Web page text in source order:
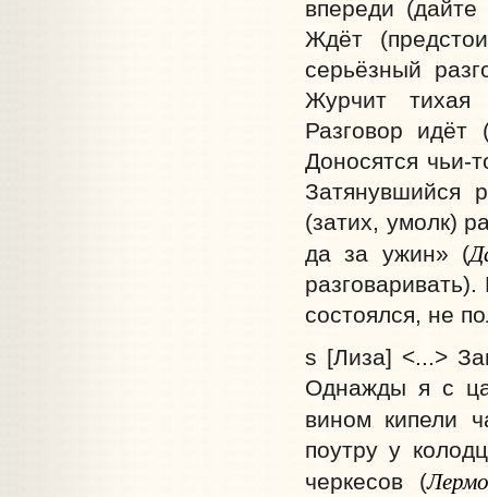
впереди (дайте
Ждёт
серьёзный
Журчит
Разговор идёт
Доносятся чьи-
Затянувшийся
(затих, умолк)
да за ужин» (
состоялся, не
s [Лиза] <...>
Однажды я с
вином кипели
поутру у
черкесов (